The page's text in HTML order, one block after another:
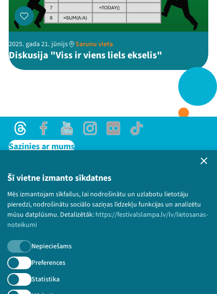
Šī vietne izmanto sīkdatnes
Mēs izmantojam sīkfailus, lai nodrošinātu un uzlabotu lietotāju
pieredzi, nodrošinātu sociālo saziņas līdzekļu funkcijas un analizētu
mūsu datplūsmu. Detalizētāk: https://festivalslampa.lv/lv/lietosanas-
noteikumi
Nepieciešams
Preferences
Statistika
TikTok
2025. gada 21. jūnijs Sarunu vieta
Diskusija "Viss ir viens liels ekselis"
ThreadsFacebookYoutubeInstagram
Flick TikTok
Sazinies ar mums
Lietošanas noteikumi un sīkdatņu politika
Bērnu aizsardzības politika
© 2026 Sarunu festivāls LAMPA Visas tiesības
paturētas.
Piesakies jaunumiem!
Nepalaid garām aktuālāko informāciju!